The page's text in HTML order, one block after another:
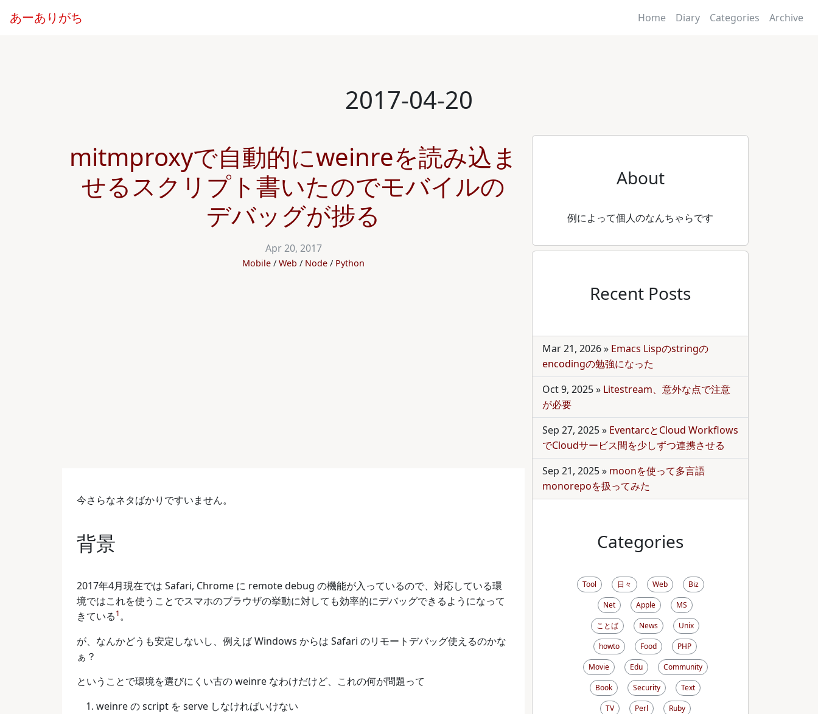
あーありがち Home Diary Categories Archive
2017-04-20
mitmproxyで自動的にweinreを読み込ま
せるスクリプト書いたのでモバイルの
デバッグが捗る
Apr 20, 2017
Mobile Web Node Python
今さらなネタばかりですいません。
背景
2017年4月現在では Safari, Chrome に remote debug の機能が入っているので、対応している環
境ではこれを使うことでスマホのブラウザの挙動に対しても効率的にデバッグできるようになって
きている1。
が、なんかどうも安定しないし、例えば Windows からは Safari のリモートデバッグ使えるのかな
ぁ？
ということで環境を選びにくい古の weinre なわけだけど、これの何が問題って
weinre の script を serve しなければいけない
About
例によって個人のなんちゃらです
Recent Posts
Mar 21, 2026» Emacs Lispのstringの
encodingの勉強になった
Oct 9, 2025» Litestream、意外な点で注意
が必要
Sep 27, 2025» EventarcとCloud Workflows
でCloudサービス間を少しずつ連携させる
Sep 21, 2025» moonを使って多言語
monorepoを扱ってみた
Categories
Tool 日々 Web
Biz
Net
Apple
MS
ことば
News
Unix
howto
Food
PHP
Movie
Edu
Community
Book
Security
Text
TV
Perl
Ruby